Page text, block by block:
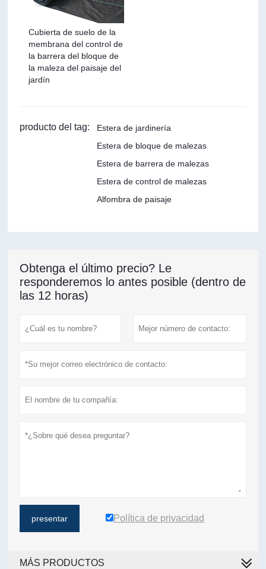
Cubierta de suelo de la
membrana del control de
la barrera del bloque de
la maleza del paisaje del
jardín
producto del tag:
Estera de jardinería
Estera de bloque de malezas
Estera de barrera de malezas
Estera de control de malezas
Alfombra de paisaje
Obtenga el último precio? Le
responderemos lo antes posible (dentro de
las 12 horas)
presentar Política de privacidad
MÁS PRODUCTOS